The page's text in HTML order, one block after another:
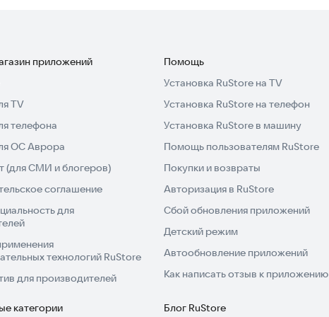
готовые аудиофайлы.
устройстве.
его для разных целей. Файлы можно мгновенно
вы можете установить измененный звук как
в приложении. Разве это не здорово для
приложений
TV
телефона
ОС Аврора
(для СМИ и блогеров)
соглашение
для
технологий RuStore
для производителей
Помощь
Установка RuStore на TV
Установка RuStore на телефон
Установка RuStore в машину
Помощь пользователям RuStore
Покупки и возвраты
Авторизация в RuStore
Сбой обновления приложений
Детский режим
Автообновление приложений
Как написать отзыв к приложению
категории Блог RuStore